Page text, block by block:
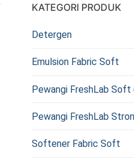
KATEGORI PRODUK
Detergen
Emulsion Fabric Soft
Pewangi FreshLab
Pewangi FreshLab
Softener Fabric Soft